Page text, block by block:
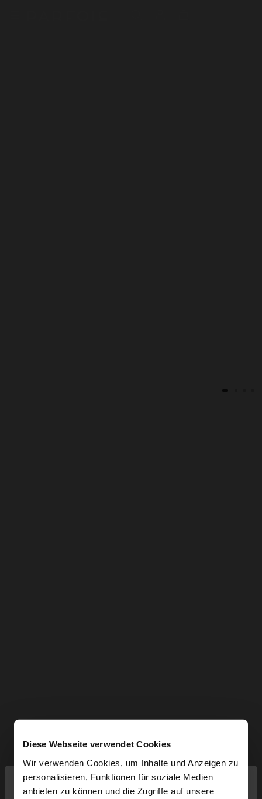
Diese Webseite verwendet Cookies
Wir verwenden Cookies, um Inhalte und Anzeigen zu
personalisieren, Funktionen für soziale Medien
anbieten zu können und die Zugriffe auf unsere
hallo